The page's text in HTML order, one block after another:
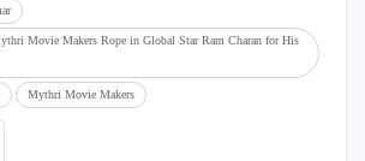
Movie Makers Rope in Global Star Ram Charan for His
Mythri Movie Makers